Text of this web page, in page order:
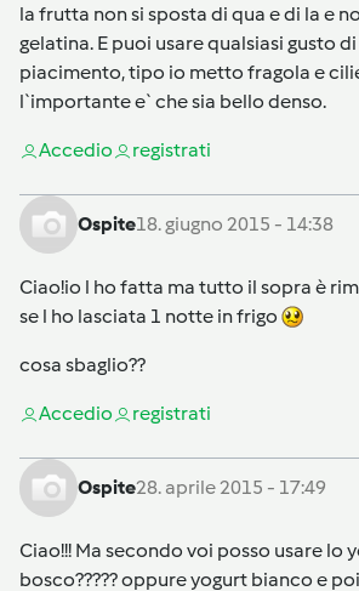
la frutta non si sposta di qua e di la e
gelatina. E puoi usare qualsiasi gusto
piacimento, tipo io metto fragola e
l`importante e` che sia bello denso.
Accedio registrati
Ospite18. giugno 2015 - 14:38
Ciao!io l ho fatta ma tutto il sopra è
se l ho lasciata 1 notte in frigo
cosa sbaglio??
Accedio registrati
Ospite28. aprile 2015 - 17:49
Ciao!!! Ma secondo voi posso usare lo
bosco????? oppure yogurt bianco e